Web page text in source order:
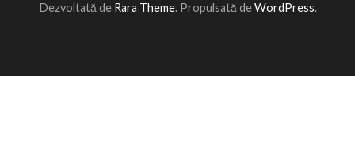
Dezvoltată de Rara Theme. Propulsată deWordPress.